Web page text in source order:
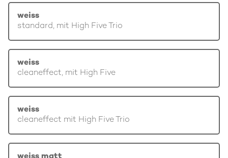
weiss
standard, mit High Five Trio
weiss
cleaneffect, mit High Five
weiss
cleaneffect mit High Five Trio